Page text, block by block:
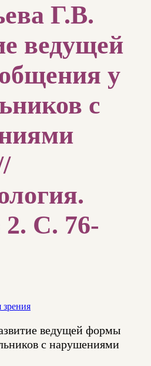
Г.В.
ведущей
у
с
С. 76-
ведущей формы
с нарушениями